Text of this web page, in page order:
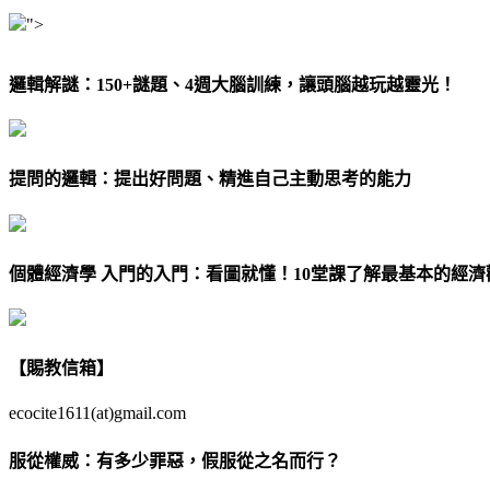
">
邏輯解謎：150+謎題、4週大腦訓練，讓頭腦越玩越靈光！
提問的邏輯：提出好問題、精進自己主動思考的能力
個體經濟學 入門的入門：看圖就懂！10堂課了解最基本的經濟
【賜教信箱】
ecocite1611(at)gmail.com
服從權威：有多少罪惡，假服從之名而行？